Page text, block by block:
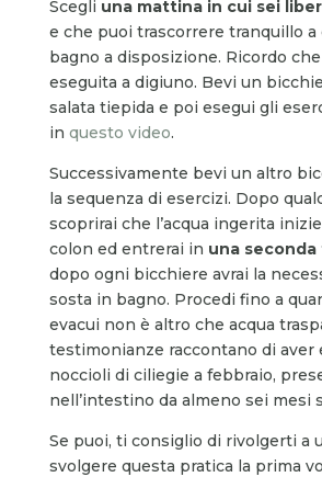
Scegli una mattina in cui sei
e che puoi trascorrere tranquillo a
bagno a disposizione. Ricordo
eseguita a digiuno. Bevi un
salata tiepida e poi esegui gli
in questo video.
Successivamente bevi un altro
la sequenza di esercizi. Dopo
scoprirai che l’acqua ingerita
colon ed entrerai in una seconda
dopo ogni bicchiere avrai la
sosta in bagno. Procedi fino a
evacui non è altro che acqua
testimonianze raccontano di aver
noccioli di ciliegie a febbraio,
nell’intestino da almeno sei mesi
Se puoi, ti consiglio di rivolgerti a
svolgere questa pratica la prima